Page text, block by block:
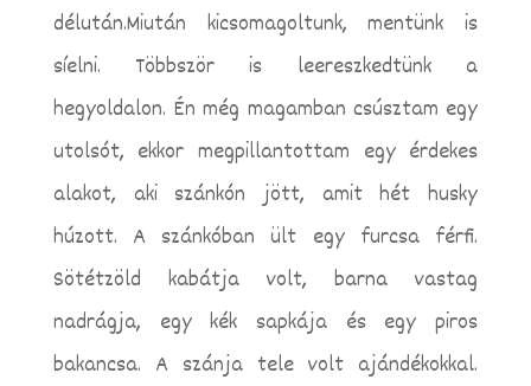
délután.Miután kicsomagoltunk, mentünk is
síelni. Többször is leereszkedtünk a
hegyoldalon. Én még magamban csúsztam egy
utolsót, ekkor megpillantottam egy érdekes
alakot, aki szánkón jött, amit hét husky
húzott. A szánkóban ült egy furcsa férfi.
Sötétzöld kabátja volt, barna vastag
nadrágja, egy kék sapkája és egy piros
bakancsa. A szánja tele volt ajándékokkal.